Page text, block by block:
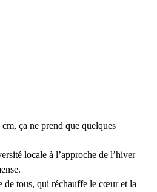
ça ne prend que quelques
locale à l’approche de l’hiver
de tous, qui réchauffe le cœur et la